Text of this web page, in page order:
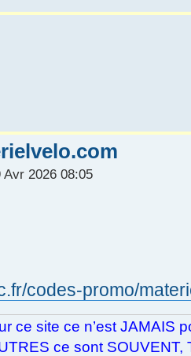
Avr 2026 08:05
codes-promo/
ce site ce n’est JAMAIS
ce sont SOUVENT,